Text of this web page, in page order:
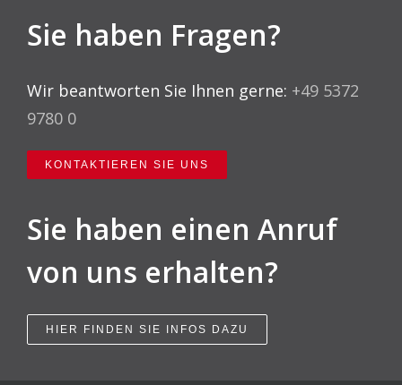
Sie haben Fragen?
Wir beantworten Sie Ihnen gerne: +49 5372
9780 0
KONTAKTIEREN SIE UNS
Sie haben einen Anruf
von uns erhalten?
HIER FINDEN SIE INFOS DAZU